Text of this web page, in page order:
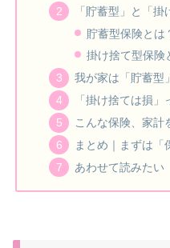
「貯蓄型」と「
貯蓄型保険とは
掛け捨て型保険
我が家は「貯蓄型
「掛け捨ては損」
こんな保険、家計
まとめ｜まずは「
あわせて読みたい